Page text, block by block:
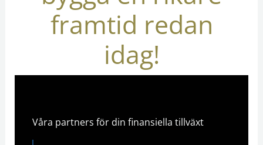
framtid redan
idag!
Våra partners för din finansiella tillväxt